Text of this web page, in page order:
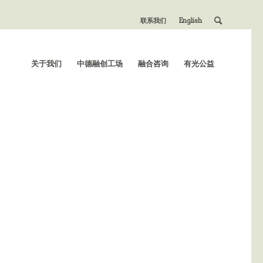
联系我们 English
关于我们 中德融创工场 融合咨询 有光公益